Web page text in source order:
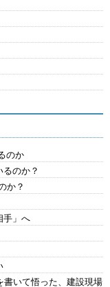
のか
のか？
か？
手」へ
書いて悟った、建設現場